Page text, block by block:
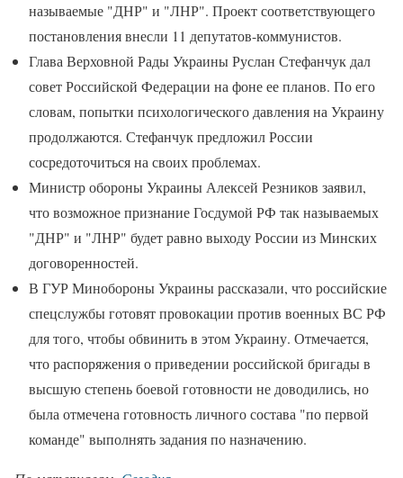
называемые "ДНР" и "ЛНР". Проект соответствующего
постановления внесли 11 депутатов-коммунистов.
Глава Верховной Рады Украины Руслан Стефанчук дал
совет Российской Федерации на фоне ее планов. По его
словам, попытки психологического давления на Украину
продолжаются. Стефанчук предложил России
сосредоточиться на своих проблемах.
Министр обороны Украины Алексей Резников заявил,
что возможное признание Госдумой РФ так называемых
"ДНР" и "ЛНР" будет равно выходу России из Минских
договоренностей.
В ГУР Минобороны Украины рассказали, что российские
спецслужбы готовят провокации против военных ВС РФ
для того, чтобы обвинить в этом Украину. Отмечается,
что распоряжения о приведении российской бригады в
высшую степень боевой готовности не доводились, но
была отмечена готовность личного состава "по первой
команде" выполнять задания по назначению.